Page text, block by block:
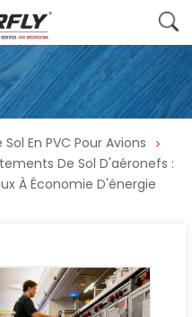
En PVC Pour Avions
De Sol D'aéronefs :
À Économie D'énergie